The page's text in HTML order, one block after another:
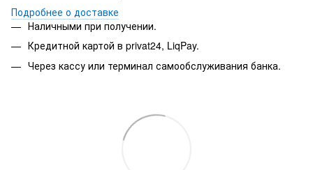
Подробнее о доставке
Наличными при получении.
Кредитной картой в privat24, LiqPay.
Через кассу или терминал самообслуживания банка.